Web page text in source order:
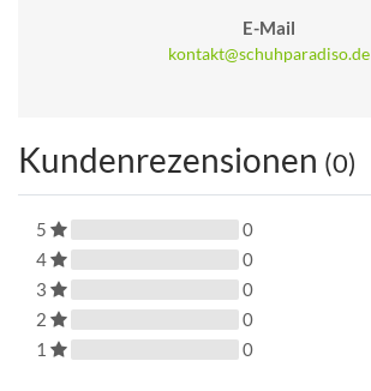
E-Mail
kontakt@schuhparadiso.de
Kundenrezensionen (0)
5
0
4
0
3
0
2
0
1
0